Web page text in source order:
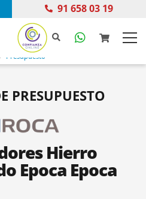
91 658 03 19
Presupuesto
PRESUPUESTO
Hierro
Epoca Epoca